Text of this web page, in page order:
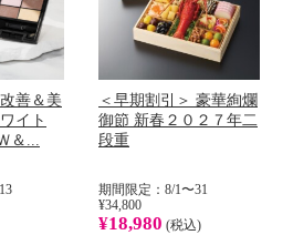
善＆美
イト
＆...
＜早期割引＞ 豪華絢爛
御節 新春２０２７年二
段重
期間限定：8/1〜31
¥34,800
¥18,980 (税込)